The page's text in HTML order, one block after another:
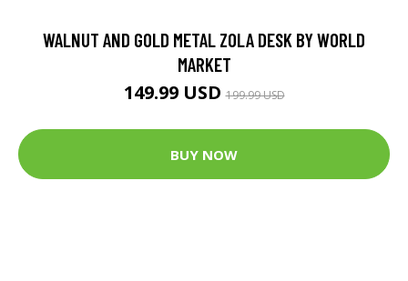
WALNUT AND GOLD METAL ZOLA DESK BY WORLD
MARKET
149.99 USD199.99 USD
BUY NOW